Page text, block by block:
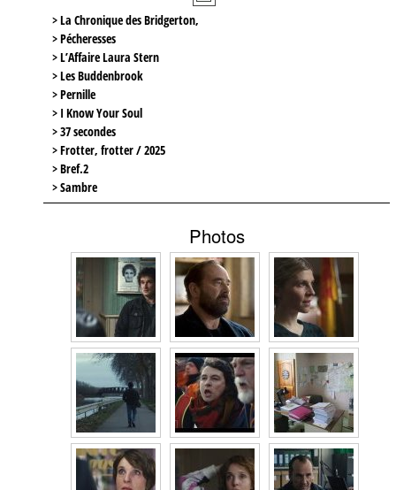
> La Chronique des Bridgerton,
> Pécheresses
> L’Affaire Laura Stern
> Les Buddenbrook
> Pernille
> I Know Your Soul
> 37 secondes
> Frotter, frotter / 2025
> Bref.2
> Sambre
Photos